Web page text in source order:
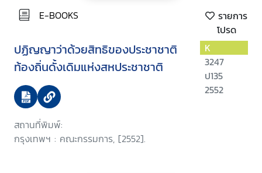
E-BOOKS
รายการ
โปรด
ปฏิญญาว่าด้วยสิทธิของประชาชาติ
ท้องถิ่นดั้งเดิมแห่งสหประชาชาติ
สถานที่พิมพ์:
กรุงเทพฯ : คณะกรรมการ, [2552].
K
3247
ป135
2552